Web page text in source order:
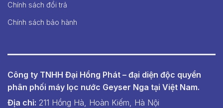
Chính sách đổi trả
Chính sách bảo hành
Công ty TNHH Đại Hồng Phát – đại diện độc quyền
phân phối máy lọc nước Geyser Nga tại Việt Nam.
Địa chỉ: 211 Hồng Hà, Hoàn Kiếm, Hà Nội